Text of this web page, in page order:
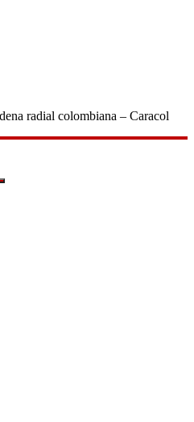
radial colombiana – Caracol